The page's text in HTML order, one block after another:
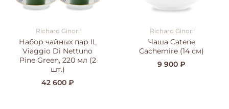
Richard Ginori
Набор чайных пар IL
Viaggio Di Nettuno
Pine Green, 220 мл (2
шт.)
42 600 ₽
Richard Ginori
Чаша Catene
Cachemire (14 см)
9 900 ₽